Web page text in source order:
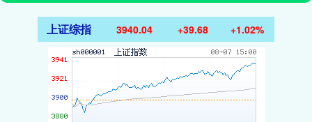
上证综指 3940.04 +39.68 +1.02%